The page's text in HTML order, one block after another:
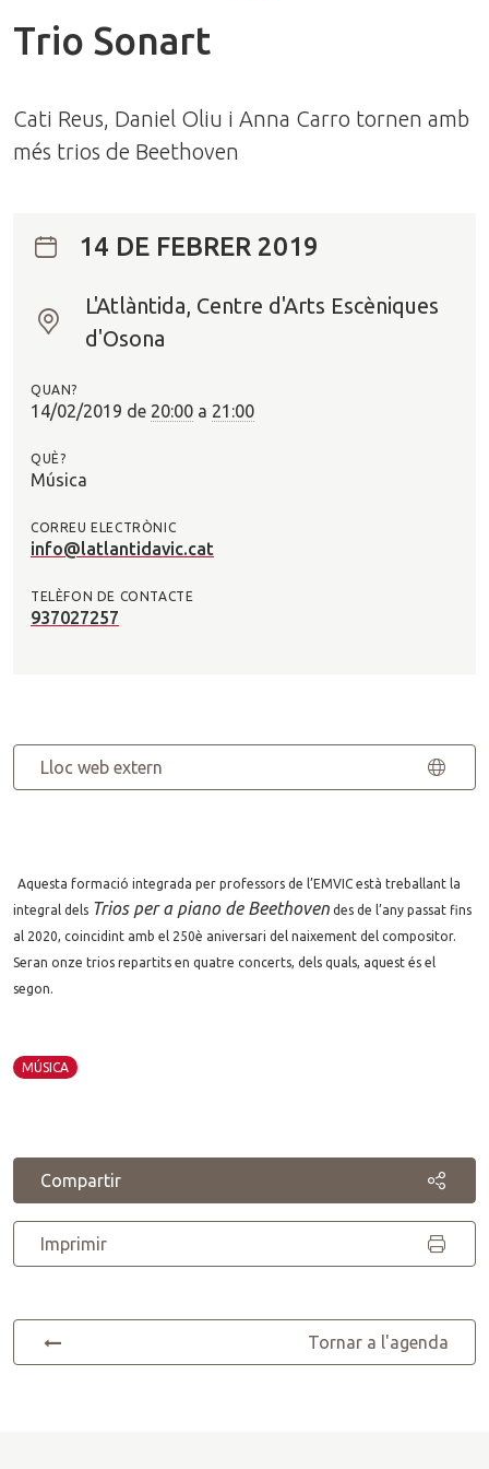
Trio Sonart
Cati Reus, Daniel Oliu i Anna Carro tornen amb
més trios de Beethoven
14 DE FEBRER 2019
O
?
L'Atlàntida, Centre d'Arts Escèniques
d'Osona
QUAN?
14/02/2019 de 20:00 a 21:00
QUÈ?
Música
CORREU ELECTRÒNIC
info@latlantidavic.cat
TELÈFON DE CONTACTE
937027257
Lloc web extern
Aquesta formació integrada per professors de l’EMVIC està treballant la
integral dels Trios per a piano de Beethoven des de l’any passat fins
al 2020, coincidint amb el 250è aniversari del naixement del compositor.
Seran onze trios repartits en quatre concerts, dels quals, aquest és el
segon.
MÚSICA
Compartir
Imprimir
Tornar a l'agenda